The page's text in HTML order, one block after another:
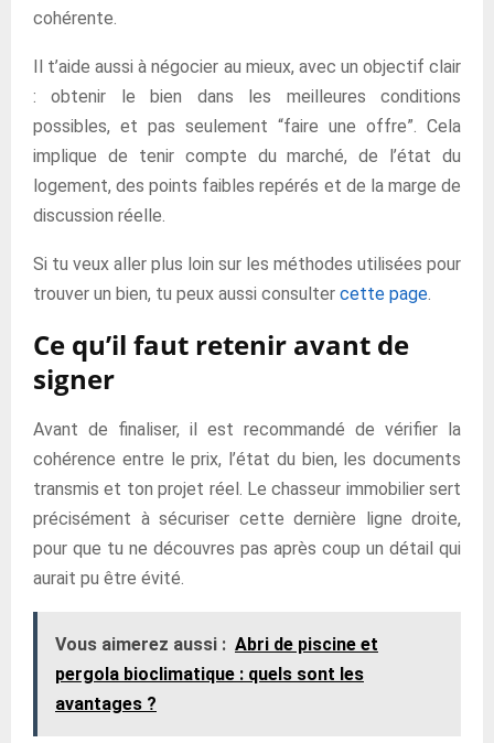
cohérente.
Il t’aide aussi à négocier au mieux, avec un objectif clair
: obtenir le bien dans les meilleures conditions
possibles, et pas seulement “faire une offre”. Cela
implique de tenir compte du marché, de l’état du
logement, des points faibles repérés et de la marge de
discussion réelle.
Si tu veux aller plus loin sur les méthodes utilisées pour
trouver un bien, tu peux aussi consulter cette page.
Ce qu’il faut retenir avant de
signer
Avant de finaliser, il est recommandé de vérifier la
cohérence entre le prix, l’état du bien, les documents
transmis et ton projet réel. Le chasseur immobilier sert
précisément à sécuriser cette dernière ligne droite,
pour que tu ne découvres pas après coup un détail qui
aurait pu être évité.
Vous aimerez aussi : Abri de piscine et
pergola bioclimatique : quels sont les
avantages ?